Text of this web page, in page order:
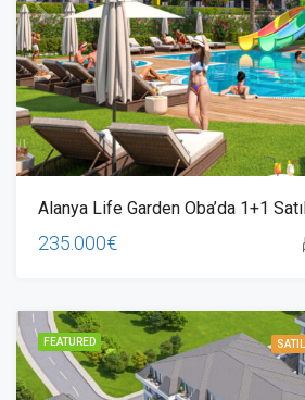
Alanya Life Garden Oba’da 1+1
235.000€
FEATURED